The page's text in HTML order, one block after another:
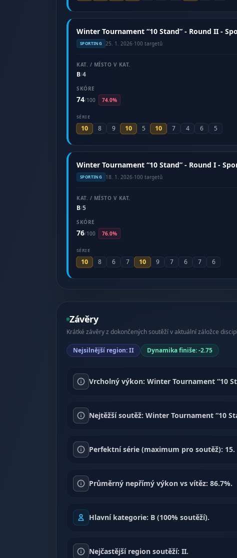
Winter Tournament “10 Stand” - Round II -
SPORTING 25. 1. 2026·100 targetů
KAT. / MÍSTO V KAT.
B/4
SKÓRE
74/100 74.0%
SÉRIE
10 8 9 10 5 10 7 4 6 5
Winter Tournament “10 Stand” - Round I -
SPORTING 18. 1. 2026·100 targetů
KAT. / MÍSTO V KAT.
B/5
SKÓRE
76/100 76.0%
SÉRIE
10 8 6 7 10 9 7 6 7 6
Závěry
Krátké závěry z dokončených soutěží v aktuální záložce
Nejsilnější region: II Dynamika finiše: -2.75
Vrcholný výkon: Winter Tournament “10
Nejtěžší soutěž: Winter Tournament “10
Perfektní série (maximum pro soutěž): 15.
Průměrný nepřímý výkon vs vítěz: 86.7%.
Hlavní kategorie: B (100% soutěží).
Nejčastější region soutěží: II.